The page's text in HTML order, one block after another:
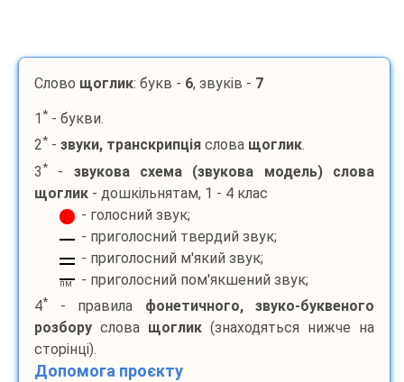
Слово щоглик: букв - 6, звуків - 7
1 * - букви.
2* - звуки, транскрипція слова щоглик.
3* - звукова схема (звукова модель) слова
щоглик - дошкільнятам, 1 - 4 клас
- голосний звук;
- приголосний твердий звук;
- приголосний м'який звук;
пм
- приголосний пом'якшений звук;
4* - правила фонетичного, звуко-буквеного
розбору слова щоглик (знаходяться нижче на
сторінці).
Допомога проєкту